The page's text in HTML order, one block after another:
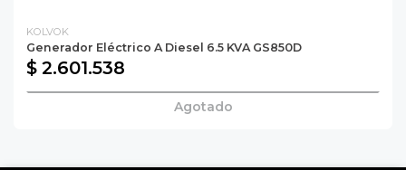
KOLVOK
Generador Eléctrico A Diesel 6.5 KVA GS850D
$ 2.601.538
Agotado